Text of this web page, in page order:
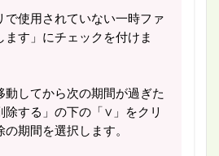
で使用されていない一時ファ
ます」にチェックを付けま
動してから次の期間が過ぎた
除する」の下の「∨」をクリ
の期間を選択します。